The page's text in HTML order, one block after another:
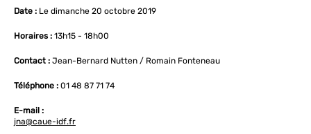
Date : Le dimanche 20 octobre 2019
Horaires : 13h15 - 18h00
Contact : Jean-Bernard Nutten / Romain Fonteneau
Téléphone : 01 48 87 71 74
E-mail :
jna@caue-idf.fr